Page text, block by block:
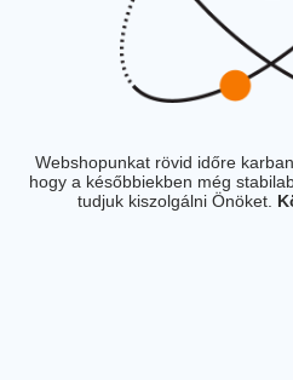
Webshopunkat rövid időre
hogy a későbbiekben még
tudjuk kiszolgálni Önöket.